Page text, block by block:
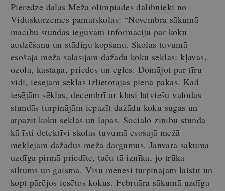
Pieredze dalās Meža olimpiādes dalībnieki no
Viduskurzemes pamatskolas: “Novembra sākumā
mācību stundās ieguvām informāciju par koku
audzēšanu un stādiņu kopšanu. Skolas tuvumā
esošajā mežā salasījām dažādu koku sēklas: kļavas,
ozola, kastaņa, priedes un egles. Domājot par tīru
vidi, iesējām sēklas izlietotajās piena pakās. Kad
iesējām sēklas, decembrī ar klasi latviešu valodas
stundās turpinājām iepazīt dažādu koku sugas un
atpazīt koku sēklas un lapas. Sociālo zinību stundā
kā īsti detektīvi skolas tuvumā esošajā mežā
meklējām dažādus meža dārgumus. Janvāra sākumā
uzdīga pirmā priedīte, taču tā iznīka, jo trūka
siltums un gaisma. Visu mēnesi turpinājām laistīt un
kopt pārējos iesētos kokus. Februāra sākumā uzdīga